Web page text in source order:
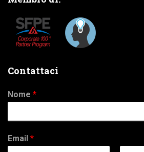
Contattaci
Nome *
Email *